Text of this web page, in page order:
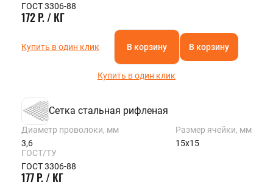
ГОСТ 3306-88
172 Р. / КГ
Купить в один клик В корзину В корзину
Купить в один клик
Сетка стальная рифленая
Диаметр проволоки, мм
3,6
Размер ячейки, мм
15х15
ГОСТ/ТУ
ГОСТ 3306-88
177 Р. / КГ